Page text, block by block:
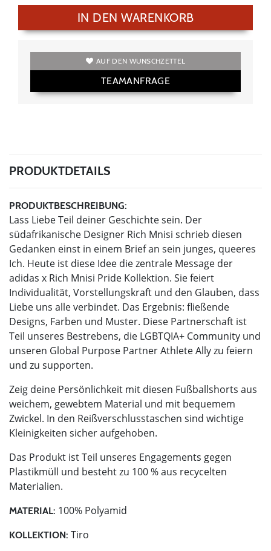
IN DEN WARENKORB
AUF DEN WUNSCHZETTEL
TEAMANFRAGE
PRODUKTDETAILS
PRODUKTBESCHREIBUNG:
Lass Liebe Teil deiner Geschichte sein. Der
südafrikanische Designer Rich Mnisi schrieb diesen
Gedanken einst in einem Brief an sein junges, queeres
Ich. Heute ist diese Idee die zentrale Message der
adidas x Rich Mnisi Pride Kollektion. Sie feiert
Individualität, Vorstellungskraft und den Glauben, dass
Liebe uns alle verbindet. Das Ergebnis: fließende
Designs, Farben und Muster. Diese Partnerschaft ist
Teil unseres Bestrebens, die LGBTQIA+ Community und
unseren Global Purpose Partner Athlete Ally zu feiern
und zu supporten.
Zeig deine Persönlichkeit mit diesen Fußballshorts aus
weichem, gewebtem Material und mit bequemem
Zwickel. In den Reißverschlusstaschen sind wichtige
Kleinigkeiten sicher aufgehoben.
Das Produkt ist Teil unseres Engagements gegen
Plastikmüll und besteht zu 100 % aus recycelten
Materialien.
MATERIAL: 100% Polyamid
KOLLEKTION: Tiro